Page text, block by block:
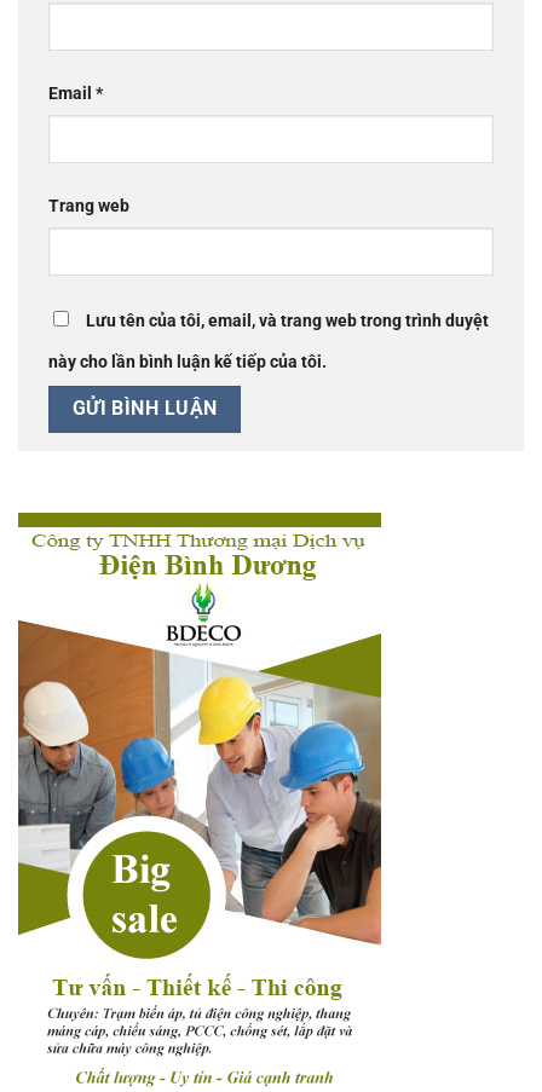
Email *
Trang web
Lưu tên của tôi, email, và trang web trong trình duyệt
này cho lần bình luận kế tiếp của tôi.